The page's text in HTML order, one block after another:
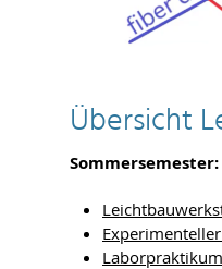
Übersicht
Sommersemester: